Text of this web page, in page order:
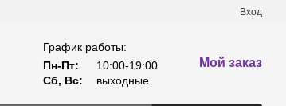
Вход
График работы:
Пн-Пт:
10:00-19:00
Сб, Вс:
выходные
Мой заказ